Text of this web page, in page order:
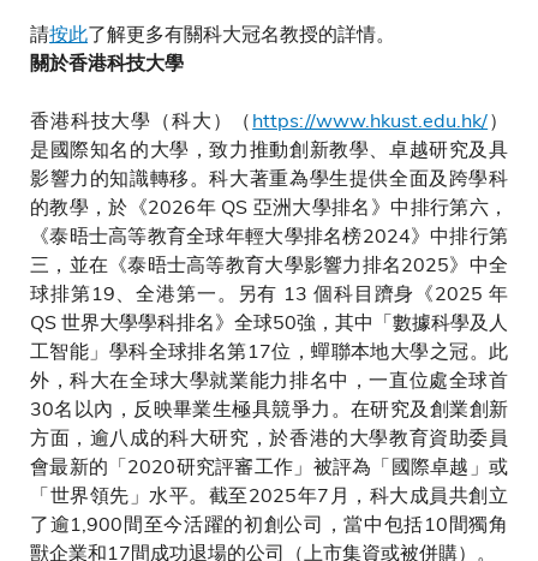
請按此了解更多有關科大冠名教授的詳情。
關於香港科技大學
香港科技大學（科大）（https://www.hkust.edu.hk/）
是國際知名的大學，致力推動創新教學、卓越研究及具
影響力的知識轉移。科大著重為學生提供全面及跨學科
的教學，於《2026年 QS 亞洲大學排名》中排行第六，
《泰晤士高等教育全球年輕大學排名榜2024》中排行第
三，並在《泰晤士高等教育大學影響力排名2025》中全
球排第19、全港第一。另有 13 個科目躋身《2025 年
QS 世界大學學科排名》全球50強，其中「數據科學及人
工智能」學科全球排名第17位，蟬聯本地大學之冠。此
外，科大在全球大學就業能力排名中，一直位處全球首
30名以內，反映畢業生極具競爭力。在研究及創業創新
方面，逾八成的科大研究，於香港的大學教育資助委員
會最新的「2020研究評審工作」被評為「國際卓越」或
「世界領先」水平。截至2025年7月，科大成員共創立
了逾1,900間至今活躍的初創公司，當中包括10間獨角
獸企業和17間成功退場的公司（上市集資或被併購）。